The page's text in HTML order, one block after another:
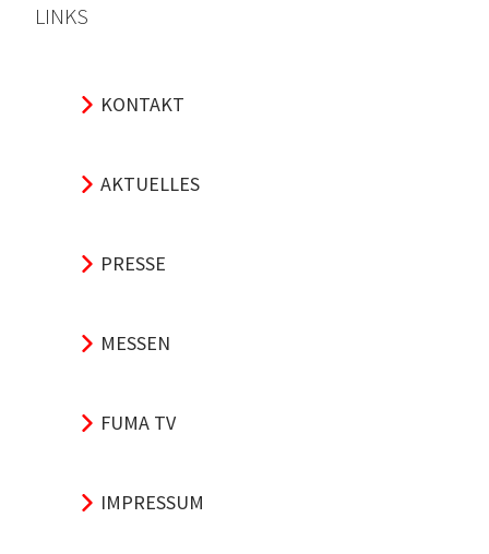
LINKS
KONTAKT
AKTUELLES
PRESSE
MESSEN
FUMA TV
IMPRESSUM